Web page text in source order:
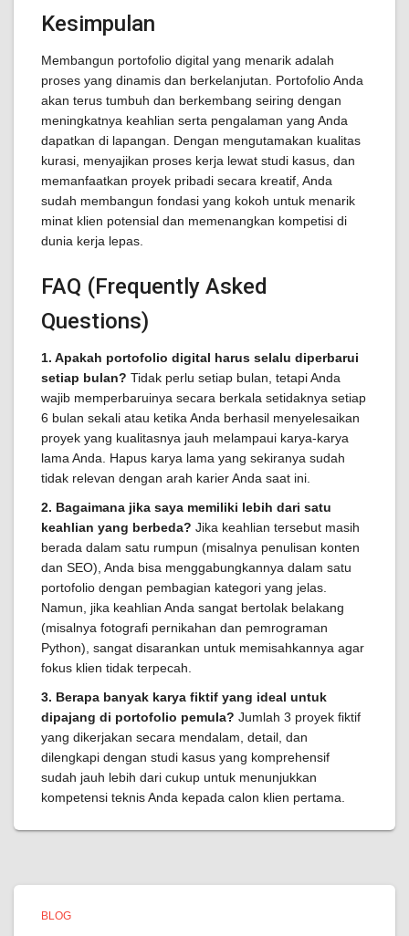
Kesimpulan
Membangun portofolio digital yang menarik adalah
proses yang dinamis dan berkelanjutan. Portofolio Anda
akan terus tumbuh dan berkembang seiring dengan
meningkatnya keahlian serta pengalaman yang Anda
dapatkan di lapangan. Dengan mengutamakan kualitas
kurasi, menyajikan proses kerja lewat studi kasus, dan
memanfaatkan proyek pribadi secara kreatif, Anda
sudah membangun fondasi yang kokoh untuk menarik
minat klien potensial dan memenangkan kompetisi di
dunia kerja lepas.
FAQ (Frequently Asked
Questions)
1. Apakah portofolio digital harus selalu diperbarui
setiap bulan? Tidak perlu setiap bulan, tetapi Anda
wajib memperbaruinya secara berkala setidaknya setiap
6 bulan sekali atau ketika Anda berhasil menyelesaikan
proyek yang kualitasnya jauh melampaui karya-karya
lama Anda. Hapus karya lama yang sekiranya sudah
tidak relevan dengan arah karier Anda saat ini.
2. Bagaimana jika saya memiliki lebih dari satu
keahlian yang berbeda? Jika keahlian tersebut masih
berada dalam satu rumpun (misalnya penulisan konten
dan SEO), Anda bisa menggabungkannya dalam satu
portofolio dengan pembagian kategori yang jelas.
Namun, jika keahlian Anda sangat bertolak belakang
(misalnya fotografi pernikahan dan pemrograman
Python), sangat disarankan untuk memisahkannya agar
fokus klien tidak terpecah.
3. Berapa banyak karya fiktif yang ideal untuk
dipajang di portofolio pemula? Jumlah 3 proyek fiktif
yang dikerjakan secara mendalam, detail, dan
dilengkapi dengan studi kasus yang komprehensif
sudah jauh lebih dari cukup untuk menunjukkan
kompetensi teknis Anda kepada calon klien pertama.
BLOG